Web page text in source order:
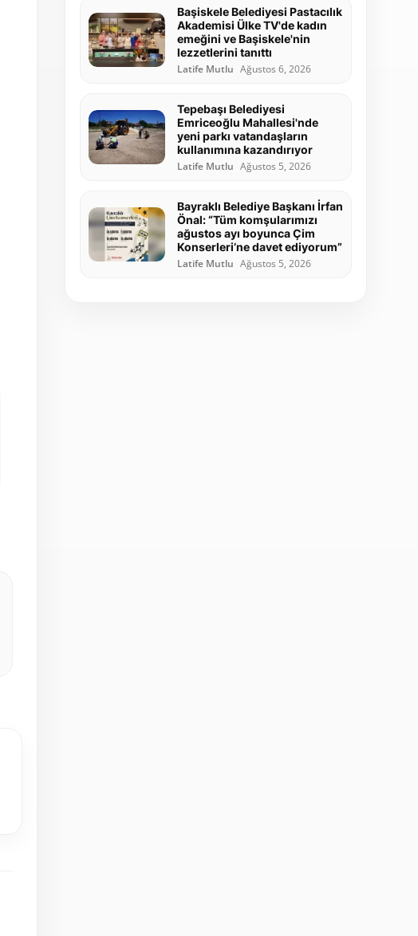
Başiskele Belediyesi Pastacılık
Akademisi Ülke TV'de kadın
emeğini ve Başiskele'nin
lezzetlerini tanıttı
Latife Mutlu Ağustos 6, 2026
Tepebaşı Belediyesi
Emriceoğlu Mahallesi'nde
yeni parkı vatandaşların
kullanımına kazandırıyor
Latife Mutlu Ağustos 5, 2026
Bayraklı Belediye Başkanı İrfan
Önal: “Tüm komşularımızı
ağustos ayı boyunca Çim
Konserleri’ne davet ediyorum”
Latife Mutlu Ağustos 5, 2026